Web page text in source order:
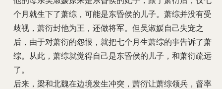
个月就生下了萧综，可能是东昏侯的儿子。萧综并没有受
歧视，萧衍封他为王，还做将军。但吴淑媛自己失宠之
后，由于对萧衍的怨恨，就把七个月生萧综的事告诉了萧
综。从此，萧综就觉得自己是东昏侯的儿子，和萧衍疏远
了。
后来，梁和北魏在边境发生冲突，萧衍让萧综领兵，督率